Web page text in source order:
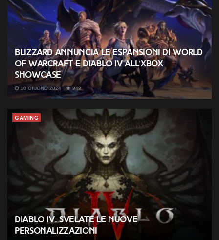
Blizzard annuncia le espansioni di World
of Warcraft e Diablo IV all’Xbox
Showcase
10 GIUGNO 2024 949
GAMING
Diablo IV: svelate le nuove
personalizzazioni